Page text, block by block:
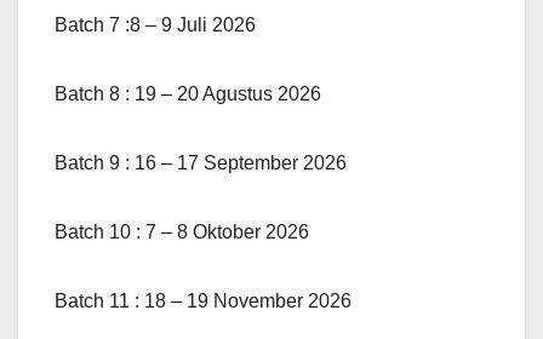
Batch 7 :8 – 9 Juli 2026
Batch 8 : 19 – 20 Agustus 2026
Batch 9 : 16 – 17 September 2026
Batch 10 : 7 – 8 Oktober 2026
Batch 11 : 18 – 19 November 2026